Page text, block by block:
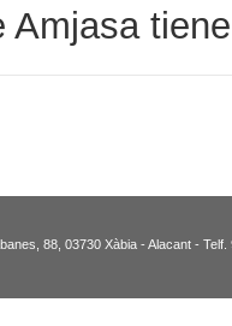
Amjasa
88, 03730 Xàbia - Alacant -